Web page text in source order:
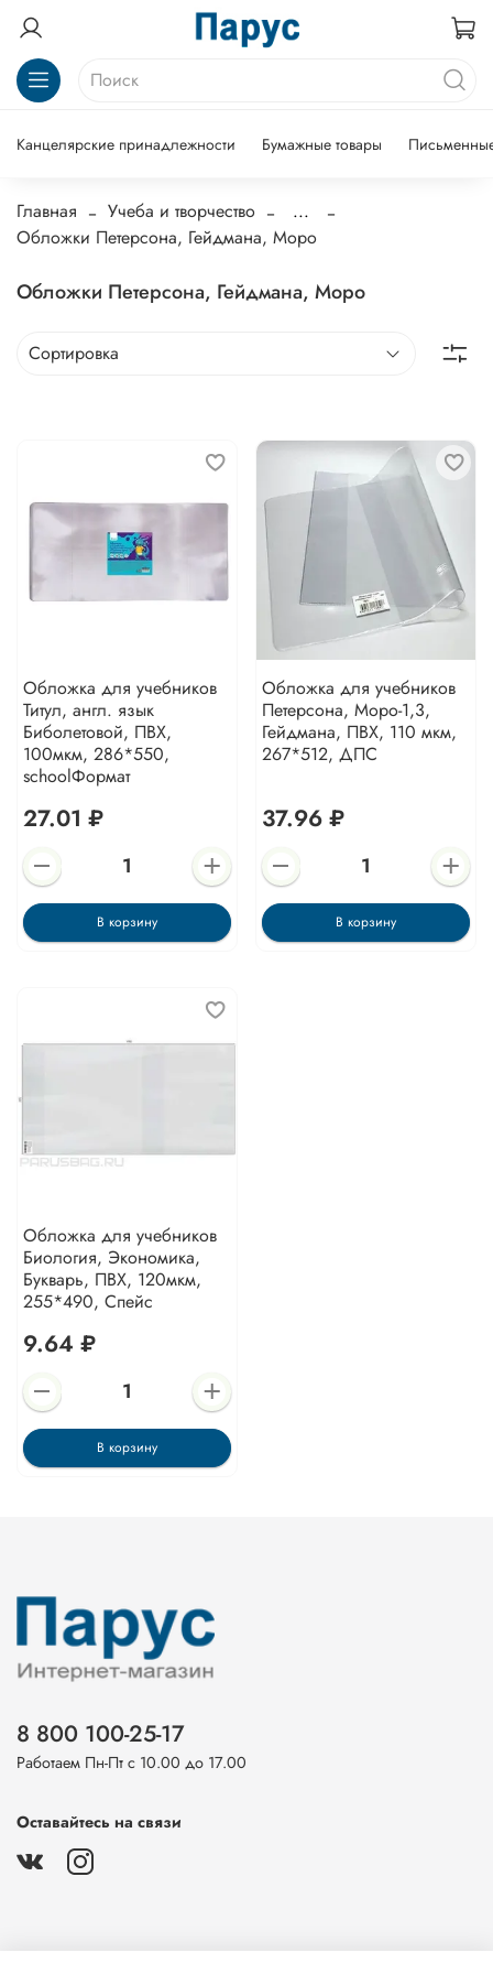
Канцелярские принадлежности Бумажные товары
Главная Учеба и творчество
...
Обложки Петерсона, Гейдмана, Моро
Обложки Петерсона, Гейдмана, Моро
Обложка для учебников
Титул, англ. язык
Биболетовой, ПВХ,
100мкм, 286*550,
schoolФормат
27.01 ₽
В корзину
Обложка для учебников
Петерсона, Моро-1,3,
Гейдмана, ПВХ, 110 мкм,
267*512, ДПС
37.96 ₽
В корзину
Обложка для учебников
Биология, Экономика,
Букварь, ПВХ, 120мкм,
255*490, Спейс
9.64 ₽
В корзину
8 800 100-25-17
Работаем Пн-Пт с 10.00 до 17.00
Оставайтесь на связи